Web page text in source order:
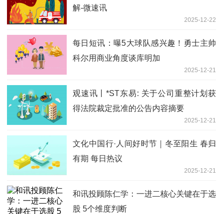
解-微速讯
2025-12-22
每日短讯：曝5大球队感兴趣！勇士主帅
科尔用商业角度谈库明加
2025-12-21
观速讯丨*ST东易: 关于公司重整计划获
得法院裁定批准的公告内容摘要
2025-12-21
文化中国行·人间好时节｜冬至阳生 春归
有期 每日热议
2025-12-21
和讯投顾陈仁学：一进二核心关键在于选
股 5个维度判断